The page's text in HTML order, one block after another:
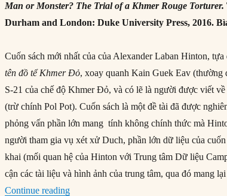
Man or Monster? The Trial of a Khmer Rouge Torturer.
Durham and London: Duke University Press, 2016.
Cuốn sách mới nhất của của Alexander Laban Hinton, tựa
tên đồ tể Khmer Đỏ, xoay quanh Kain Guek Eav
S-21 của chế độ Khmer Đỏ, và có lẽ là người được viết
(trừ chính Pol Pot). Cuốn sách là một đề tài đã được
phỏng vấn phần lớn mang tính không chính thức mà
người tham gia vụ xét xử Duch, phần lớn dữ liệu của
khai (mối quan hệ của Hinton với Trung tâm Dữ liệu
cận các tài liệu và hình ảnh của trung tâm, qua đó mang
Continue reading“Người hay Quỷ? Phiên tòa xét xử tên